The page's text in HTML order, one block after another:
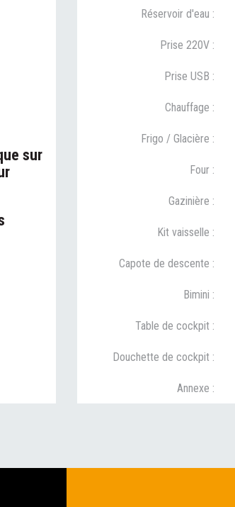
sur
Réservoir d'eau :
Prise 220V :
Prise USB :
Chauffage :
Frigo / Glacière :
Four :
Gazinière :
Kit vaisselle :
Capote de descente :
Bimini :
Table de cockpit :
Douchette de cockpit :
Annexe :